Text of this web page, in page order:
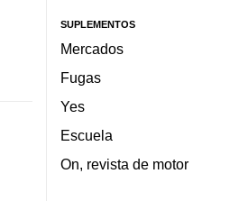
SUPLEMENTOS
Mercados
Fugas
Yes
Escuela
On, revista de motor